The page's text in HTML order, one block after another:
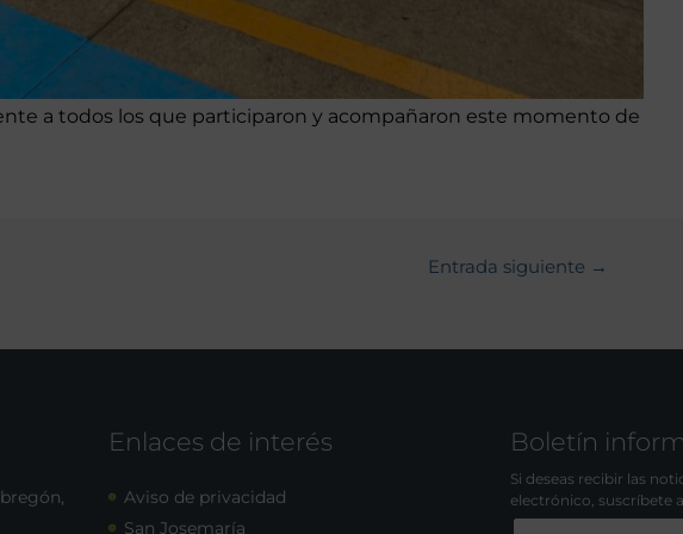
a todos los que participaron y acompañaron este momento de
Entrada siguiente →
Enlaces de interés
Aviso de privacidad
San Josemaría
Boletín
Si deseas recibir las
electrónico, suscríbete